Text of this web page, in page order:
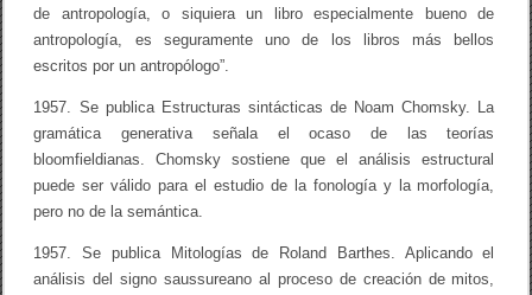
de antropología, o siquiera un libro especialmente bueno de
antropología, es seguramente uno de los libros más bellos
escritos por un antropólogo”.
1957. Se publica Estructuras sintácticas de Noam Chomsky. La
gramática generativa señala el ocaso de las teorías
bloomfieldianas. Chomsky sostiene que el análisis estructural
puede ser válido para el estudio de la fonología y la morfología,
pero no de la semántica.
1957. Se publica Mitologías de Roland Barthes. Aplicando el
análisis del signo saussureano al proceso de creación de mitos,